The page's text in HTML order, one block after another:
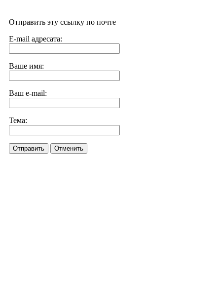
Отправить эту ссылку по почте
E-mail адресата:
Ваше имя:
Ваш e-mail:
Тема:
Отправить Отменить